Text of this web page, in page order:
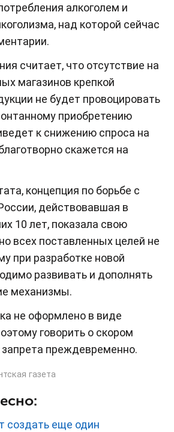
алкоголем и
над которой сейчас
считает, что отсутствие на
магазинов крепкой
не будет провоцировать
приобретению
к снижению спроса на
скажется на
концепция по борьбе с
действовавшая в
10 лет, показала свою
всех поставленных целей не
при разработке новой
развивать и дополнять
механизмы.
не оформлено в виде
говорить о скором
запрета преждевременно.
газета
создать еще один